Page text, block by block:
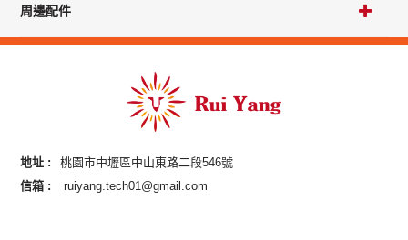
周邊配件
地址 :
桃園市中壢區中山東路二段546號
信箱 :
ruiyang.tech01@gmail.com